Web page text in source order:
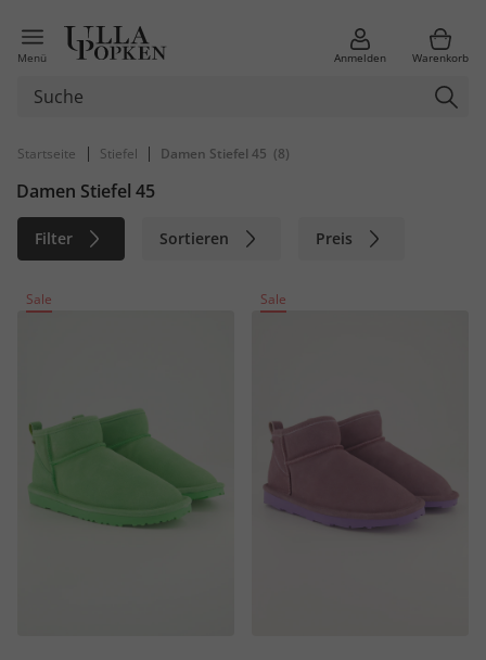
Menü Anmelden Warenkorb
Startseite | Stiefel | Damen Stiefel 45 (8)
Damen Stiefel 45
Filter Sortieren Preis
Sale Sale